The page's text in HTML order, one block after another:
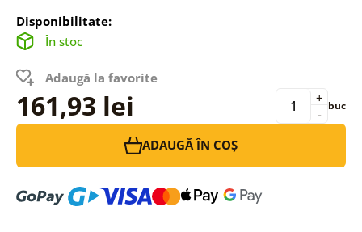
Disponibilitate:
În stoc
Adaugă la favorite
161,93 lei -
+ buc
ADAUGĂ ÎN COȘ